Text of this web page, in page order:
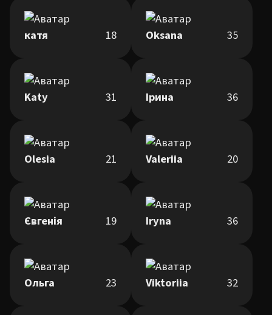
катя 18 Oksana 35
Katy 31 Ірина 36
Olesia 21 Valeriia 20
Євгенія 19 Iryna 36
Ольга 23 Viktoriia 32